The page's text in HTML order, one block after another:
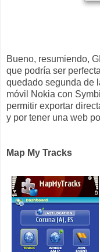
Bueno, resumiendo,
que podría ser
quedado segunda de
móvil Nokia con
permitir exportar
y por tener una web
Map My Tracks